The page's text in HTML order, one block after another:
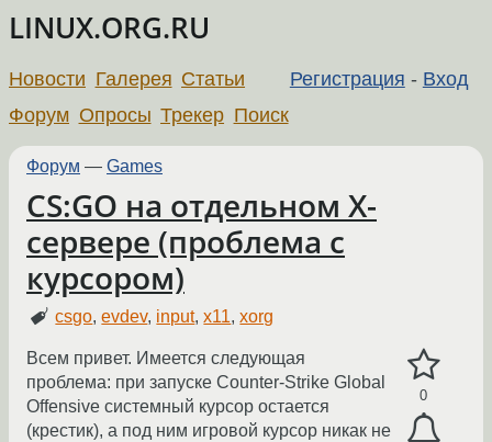
LINUX.ORG.RU
Регистрация - Вход
Новости Галерея Статьи
Форум Опросы Трекер Поиск
Форум — Games
CS:GO на отдельном X-
сервере (проблема с
курсором)
csgo,evdev, input,x11,xorg
0
Всем привет. Имеется следующая
проблема: при запуске Counter-Strike Global
Offensive системный курсор остается
(крестик), а под ним игровой курсор никак не